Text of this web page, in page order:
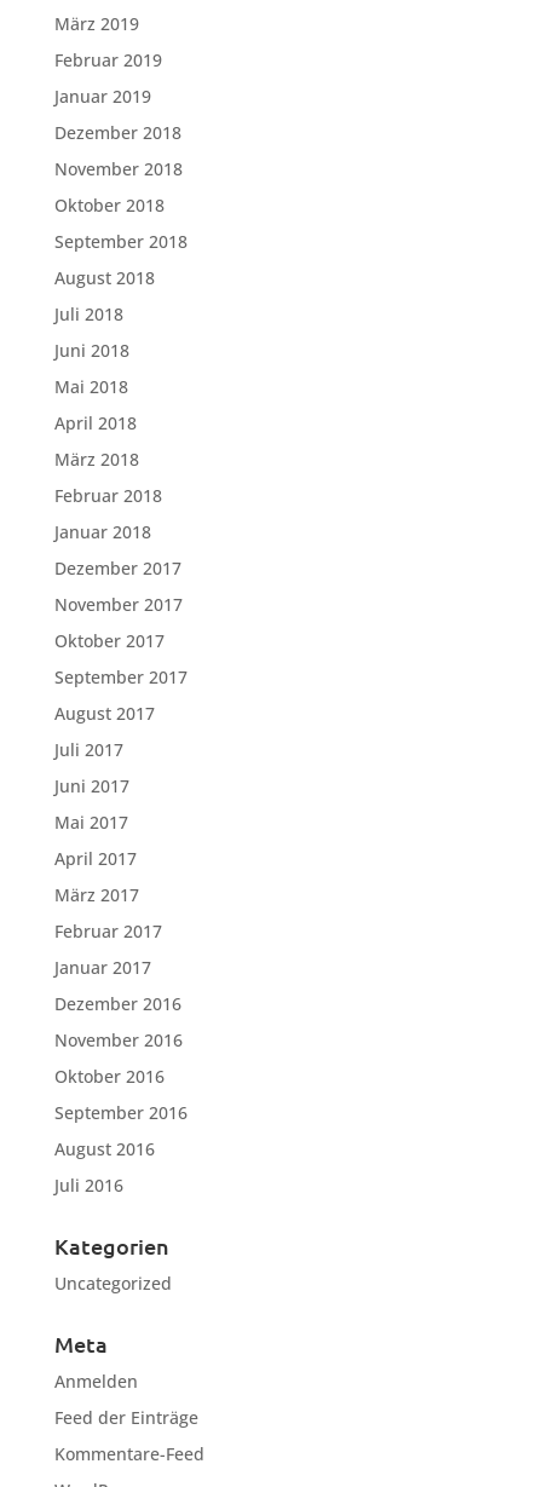
März 2019
Februar 2019
Januar 2019
Dezember 2018
November 2018
Oktober 2018
September 2018
August 2018
Juli 2018
Juni 2018
Mai 2018
April 2018
März 2018
Februar 2018
Januar 2018
Dezember 2017
November 2017
Oktober 2017
September 2017
August 2017
Juli 2017
Juni 2017
Mai 2017
April 2017
März 2017
Februar 2017
Januar 2017
Dezember 2016
November 2016
Oktober 2016
September 2016
August 2016
Juli 2016
Kategorien
Uncategorized
Meta
Anmelden
Feed der Einträge
Kommentare-Feed